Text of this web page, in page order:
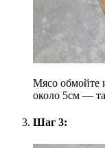
Мясо обмойте
около 5см —
Шаг 3: